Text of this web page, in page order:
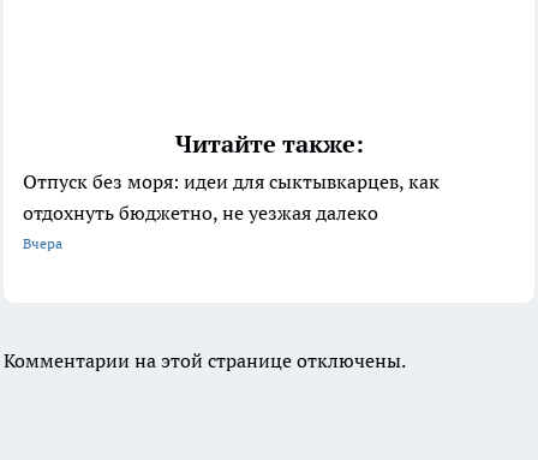
Читайте также:
Отпуск без моря: идеи для сыктывкарцев, как
отдохнуть бюджетно, не уезжая далеко
Вчера
Комментарии на этой странице отключены.